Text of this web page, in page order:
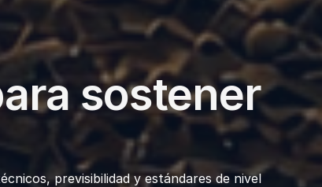
sostener
previsibilidad y estándares de nivel